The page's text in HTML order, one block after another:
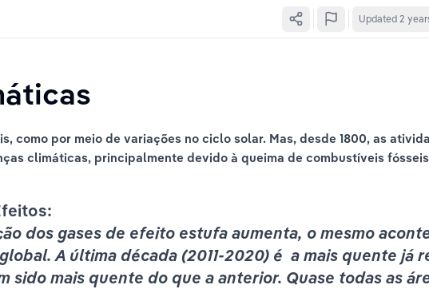
Updated 2
como por meio de variações no ciclo solar. Mas, desde 1800, as
climáticas, principalmente devido à queima de combustíveis
dos gases de efeito estufa aumenta, o mesmo
A última década (2011-2020) é  a mais quente já
sido mais quente do que a anterior. Quase todas as